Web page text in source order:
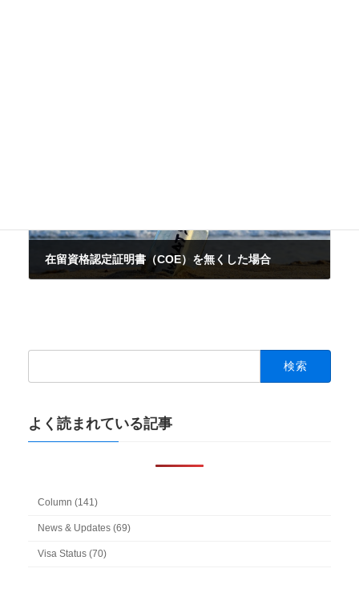
在留資格認定証明書（COE）を無くした場合
検
よく読まれている記事
Column (141)
News & Updates (69)
Visa Status (70)